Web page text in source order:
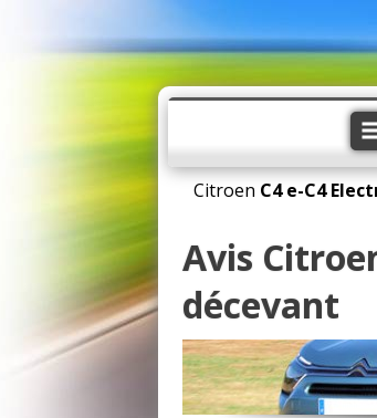
Citroen C4 e-C4
Avis
décevant